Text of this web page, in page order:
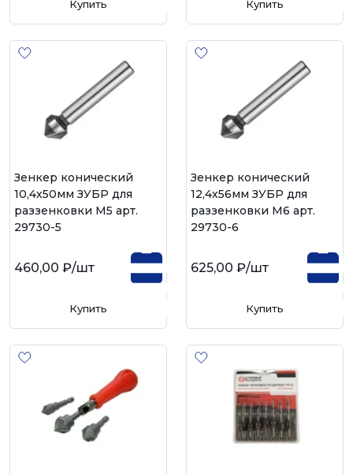
Купить Купить
Зенкер конический
10,4х50мм ЗУБР для
раззенковки М5 арт.
29730-5
460,00 ₽/шт
Купить
Зенкер конический
12,4х56мм ЗУБР для
раззенковки М6 арт.
29730-6
625,00 ₽/шт
Купить